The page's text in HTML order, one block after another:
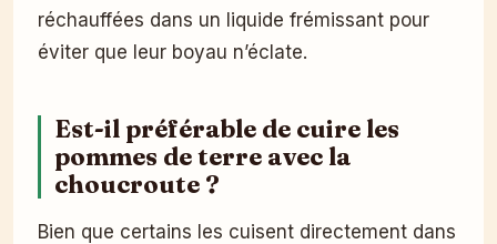
réchauffées dans un liquide frémissant pour
éviter que leur boyau n’éclate.
Est-il préférable de cuire les
pommes de terre avec la
choucroute ?
Bien que certains les cuisent directement dans